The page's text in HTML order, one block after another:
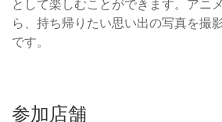
として楽しむことができます。アニ
ら、持ち帰りたい思い出の写真を撮
です。
参加店舗